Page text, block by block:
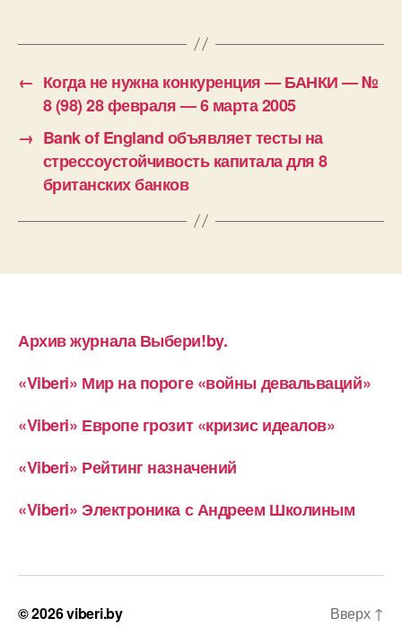
← Когда не нужна конкуренция — БАНКИ — №
8 (98) 28 февраля — 6 марта 2005
→ Bank of England объявляет тесты на
стрессоустойчивость капитала для 8
британских банков
Архив журнала Выбери!by.
«Viberi» Мир на пороге «войны девальваций»
«Viberi» Европе грозит «кризис идеалов»
«Viberi» Рейтинг назначений
«Viberi» Электроника с Андреем Школиным
© 2026viberi.by Вверх ↑